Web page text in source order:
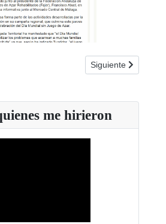
de Almería 29-10-2015Artículo siguiente:
Siguiente
me hirieron